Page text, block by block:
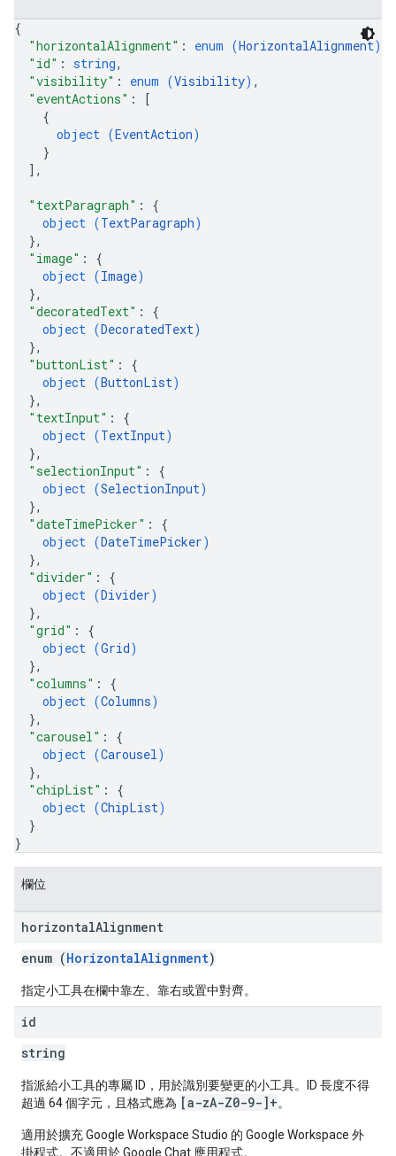
{
"horizontalAlignment" : enum (HorizontalAlignment)
"id" : string,
"visibility" : enum (Visibility) ,
"eventActions" :
[
{
object (EventAction)
}
] ,
"textParagraph" : {
object (TextParagraph)
},
"image" : {
object (Image)
},
"decoratedText" : {
object (DecoratedText)
},
"buttonList" : {
object (ButtonList)
},
"textInput" : {
object (TextInput)
},
"selectionInput" : {
object (SelectionInput)
},
"dateTimePicker" : {
object (DateTimePicker)
},
"divider" : {
object (Divider)
},
"grid" : {
object (Grid)
},
"columns" : {
object (Columns)
},
"carousel" : {
object (Carousel)
},
"chipList" : {
object (ChipList)
}
}
欄位
horizontalAlignment
enum (HorizontalAlignment)
指定小工具在欄中靠左、靠右或置中對齊。
id
string
指派給小工具的專屬 ID，用於識別要變更的小工具。ID 長度不得
超過 64 個字元，且格式應為 [a-zA-Z0-9-]+。
適用於擴充 Google Workspace Studio 的 Google Workspace 外
掛程式。不適用於 Google Chat 應用程式。